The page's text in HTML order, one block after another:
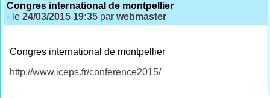
Congres international de montpellier
- le24/03/2015 19:35 parwebmaster
Congres international de montpellier
http://www.iceps.fr/conference2015/